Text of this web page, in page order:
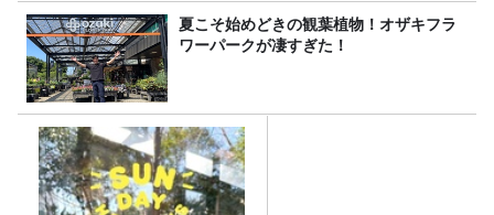
夏こそ始めどきの観葉植物！オザキフラ
ワーパークが凄すぎた！